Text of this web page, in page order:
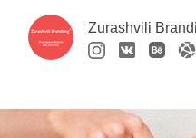
Zurashvili